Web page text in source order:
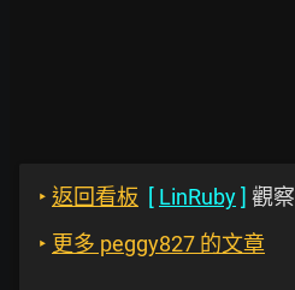
‣ 返回看板 [ LinRuby] 觀察
‣ 更多 peggy827 的文章